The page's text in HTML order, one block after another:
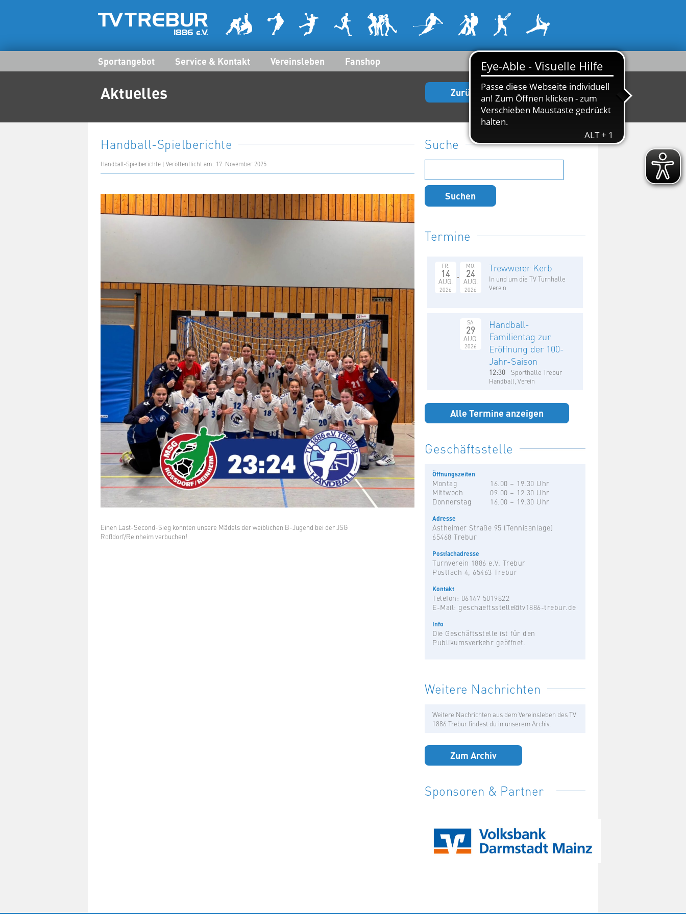
Sportangebot Service & Kontakt Vereinsleben Fanshop
Aktuelles Zurück zur Startseite
Handball-Spielberichte
Handball-Spielberichte | Veröffentlicht am: 17. November 2025
Einen Last-Second-Sieg konnten unsere Mädels der weiblichen B-Jugend bei der JSG
Roßdorf/Reinheim verbuchen!
Suche
nach:
Termine
FR.
14
AUG.
2026
MO.
24
AUG.
2026
Trewwerer Kerb
In und um die TV Turnhalle
Verein
SA.
29
AUG.
2026
Handball-
Familientag zur
Eröffnung der 100-
Jahr-Saison
12:30 Sporthalle Trebur
Handball, Verein
Alle Termine anzeigen
Geschäftsstelle
Öffnungszeiten
Montag
16.00 – 19.30 Uhr
Mittwoch
09.00 – 12.30 Uhr
Donnerstag
16.00 – 19.30 Uhr
Adresse
Astheimer Straße 95 (Tennisanlage)
65468 Trebur
Postfachadresse
Turnverein 1886 e.V. Trebur
Postfach 4, 65463 Trebur
Kontakt
Telefon: 06147 5019822
E-Mail: geschaeftsstelle@tv1886-trebur.de
Info
Die Geschäftsstelle ist für den
Publikumsverkehr geöffnet.
Weitere Nachrichten
Weitere Nachrichten aus dem Vereinsleben des TV
1886 Trebur findest du in unserem Archiv.
Zum Archiv
Sponsoren & Partner